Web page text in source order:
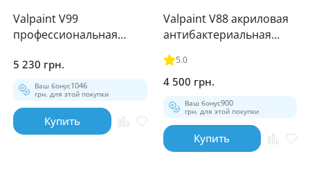
Valpaint V99
профессиональная
воздуха
5 230 грн.
Ваш бонус1046
грн. для этой покупки
Купить
Valpaint V88 акриловая
антибактериальная
краска
5.0
4 500 грн.
Ваш бонус900
грн. для этой покупки
Купить